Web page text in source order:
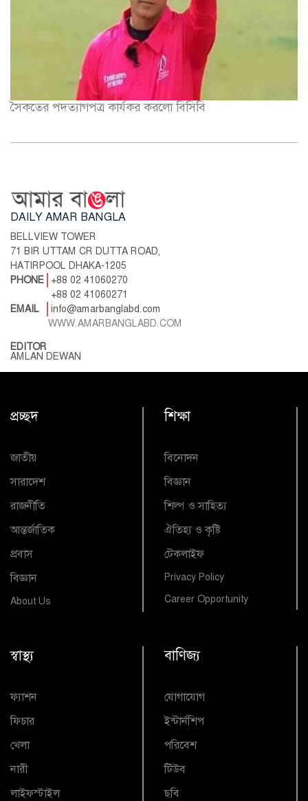
সৈকতের পদত্যাগপত্র কার্যকর করলো বিসিবি
DAILY AMAR BANGLA
BELLVIEW TOWER
71 BIR UTTAM CR DUTTA ROAD,
HATIRPOOL DHAKA-1205
PHONE
+88 02 41060270
+88 02 41060271
EMAIL
info@amarbanglabd.com
WWW.AMARBANGLABD.COM
EDITOR
AMLAN DEWAN
প্রচ্ছদ
জাতীয়
সারাদেশ
রাজনীতি
আন্তর্জাতিক
প্রবাস
বিজ্ঞান
About Us
শিক্ষা
বিনোদন
বিজ্ঞান
শিল্প ও সাহিত্য
ঐতিহ্য ও কৃষ্টি
টেকলাইফ
Privacy Policy
Career Opportunity
স্বাস্থ্য
ফ্যাশন
ফিচার
খেলা
নারী
লাইফস্টাইল
বাণিজ্য
যোগাযোগ
ইন্টার্নশিপ
পরিবেশ
টিউব
ছবি